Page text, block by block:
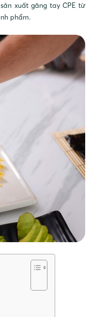
xuất găng tay CPE từ
phẩm.